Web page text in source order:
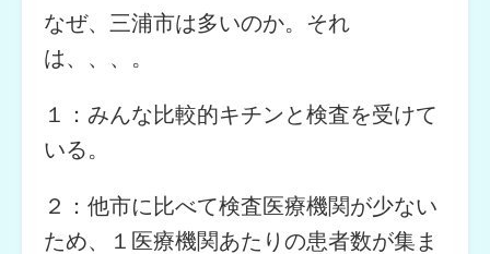
なぜ、三浦市は多いのか。それ
は、、、。
１：みんな比較的キチンと検査を受けて
いる。
２：他市に比べて検査医療機関が少ない
ため、１医療機関あたりの患者数が集ま